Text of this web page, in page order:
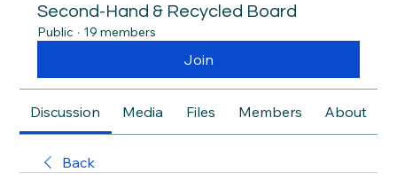
Second-Hand & Recycled Board
Public · 19 members
Join
Discussion Media Files Members About
Back